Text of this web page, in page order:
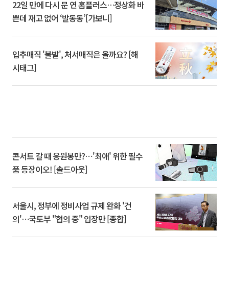
22일 만에 다시 문 연 홈플러스…정상화 바
쁜데 재고 없어 ‘발동동’[가보니]
입추매직 '불발', 처서매직은 올까요? [해
시태그]
콘서트 갈 때 응원봉만?⋯'최애' 위한 필수
품 등장이오! [솔드아웃]
서울시, 정부에 정비사업 규제 완화 '건
의'⋯국토부 "협의 중" 입장만 [종합]